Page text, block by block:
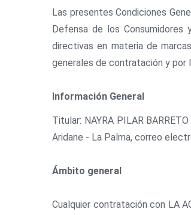
Las presentes Condiciones
Defensa de los
directivas en materia de
generales de contratación y por
Información General
Titular: NAYRA PILAR
Aridane - La Palma, correo
Ámbito general
Cualquier contratación con LA